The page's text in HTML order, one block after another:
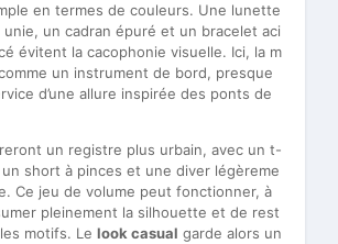
en termes de couleurs. Une lunette
un cadran épuré et un bracelet aci
évitent la cacophonie visuelle. Ici, la m
un instrument de bord, presque
d’une allure inspirée des ponts de
un registre plus urbain, avec un t-
short à pinces et une diver légèreme
Ce jeu de volume peut fonctionner, à
pleinement la silhouette et de rest
motifs. Le look casual garde alors un